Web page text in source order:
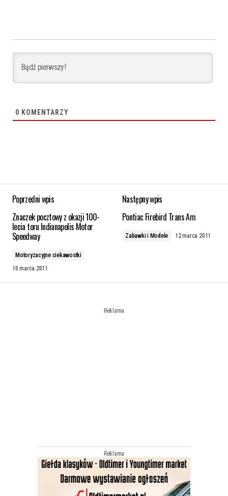
0 KOMENTARZY
Poprzedni wpis
Znaczek pocztowy z okazji 100-
lecia toru Indianapolis Motor
Speedway
Motoryzacyjne ciekawostki
10 marca 2011
Następny wpis
Pontiac Firebird Trans Am
Zabawki i Modele 12 marca 2011
Reklama
Reklama